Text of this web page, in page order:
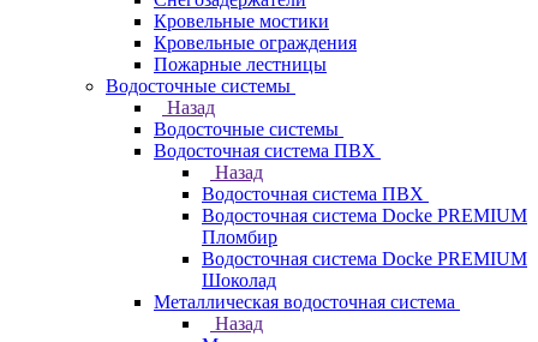
Кровельные мостики
Кровельные ограждения
Пожарные лестницы
Водосточные системы
Назад
Водосточные системы
Водосточная система ПВХ
Назад
Водосточная система ПВХ
Водосточная система Docke PREMIUM
Пломбир
Водосточная система Docke PREMIUM
Шоколад
Металлическая водосточная система
Назад